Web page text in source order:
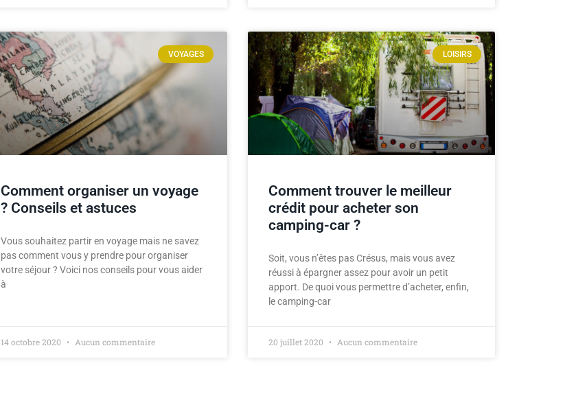
VOYAGES
Comment organiser un voyage
? Conseils et astuces
Vous souhaitez partir en voyage mais ne savez
pas comment vous y prendre pour organiser
votre séjour ? Voici nos conseils pour vous aider
à
14 octobre 2020 Aucun commentaire
LOISIRS
Comment trouver le meilleur
crédit pour acheter son
camping-car ?
Soit, vous n’êtes pas Crésus, mais vous avez
réussi à épargner assez pour avoir un petit
apport. De quoi vous permettre d’acheter, enfin,
le camping-car
20 juillet 2020 Aucun commentaire